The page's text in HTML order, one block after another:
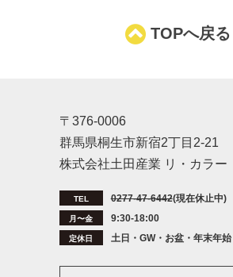
TOPへ戻る
〒376-0006
群馬県桐生市新宿2丁目2-21
株式会社土田産業 リ・カラー
TEL 0277-47-6442(現在休止中)
月〜金 9:30-18:00
定休日 土日・GW・お盆・年末年始